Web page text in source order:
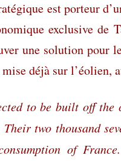
est porteur
exclusive
une solution pour
déjà sur l’éolien,
to be built off
two thousand
of